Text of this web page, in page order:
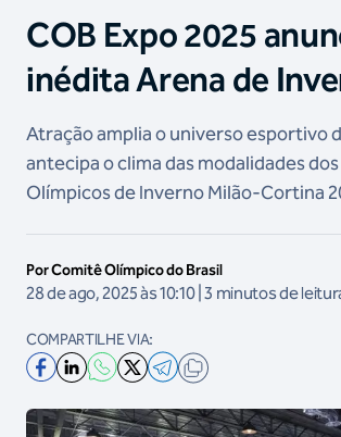
COB Expo 2025
inédita Arena de
Atração amplia o universo esportivo
antecipa o clima das modalidades
Olímpicos de Inverno Milão-Cortina
Por Comitê Olímpico do Brasil
28 de ago, 2025 às 10:10 | 3 minutos de
COMPARTILHE VIA: